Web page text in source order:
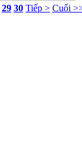
29 30 Tiếp > Cuối